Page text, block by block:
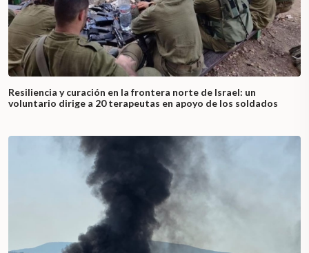
Resiliencia y curación en la frontera norte de Israel: un
voluntario dirige a 20 terapeutas en apoyo de los soldados